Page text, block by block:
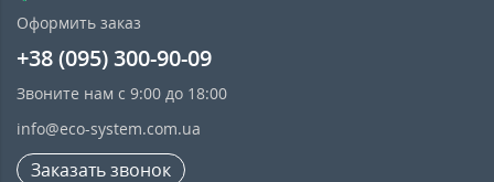
Оформить заказ
+38 (095) 300-90-09
Звоните нам с 9:00 до 18:00
info@eco-system.com.ua
Заказать звонок